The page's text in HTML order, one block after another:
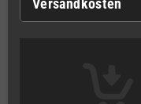
Versandkosten